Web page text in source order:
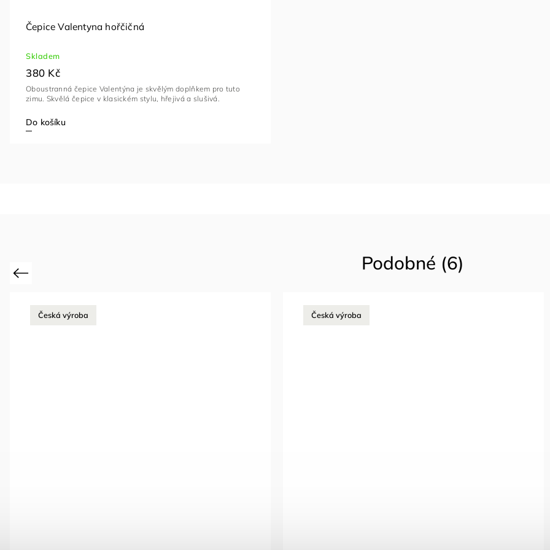
Čepice Valentyna hořčičná
Skladem
380 Kč
Do košíku
Oboustranná čepice Valentýna je skvělým doplňkem pro tuto
zimu. Skvělá čepice v klasickém stylu, hřejivá a slušivá.
Podobné (6)
Previous
Česká výroba Česká výroba